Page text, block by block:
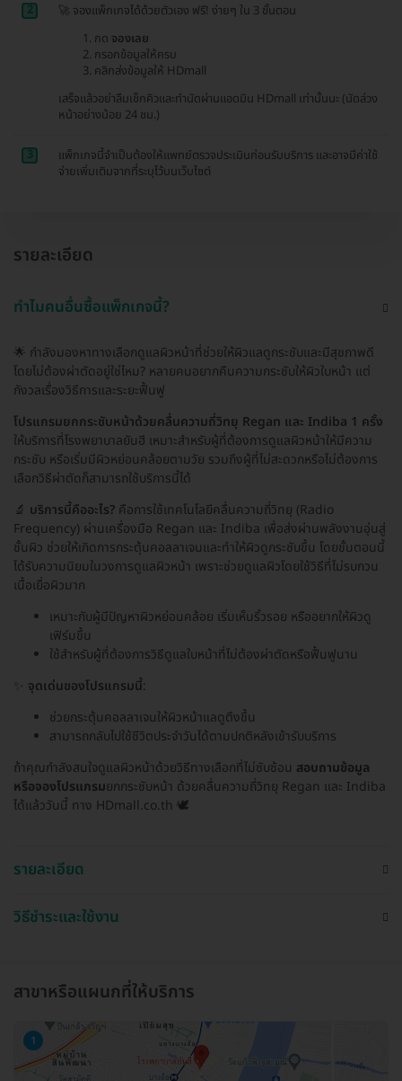
2
🚀 จองแพ็กเกจได้ด้วยตัวเอง ฟรี! ง่ายๆ ใน 3 ขั้นตอน
กด จองเลย
กรอกข้อมูลให้ครบ
คลิกส่งข้อมูลให้ HDmall
เสร็จแล้วอย่าลืมเช็กคิวและทำนัดผ่านแอดมิน HDmall เท่านั้นนะ (นัดล่วง
หน้าอย่างน้อย 24 ชม.)
3
แพ็กเกจนี้จำเป็นต้องให้แพทย์ตรวจประเมินก่อนรับบริการ และอาจมีค่าใช้
จ่ายเพิ่มเติมจากที่ระบุไว้บนเว็บไซต์
รายละเอียด
ทำไมคนอื่นซื้อแพ็กเกจนี้?
🌟 กำลังมองหาทางเลือกดูแลผิวหน้าที่ช่วยให้ผิวแลดูกระชับและมีสุขภาพดี
โดยไม่ต้องผ่าตัดอยู่ใช่ไหม? หลายคนอยากคืนความกระชับให้ผิวใบหน้า แต่
กังวลเรื่องวิธีการและระยะฟื้นฟู
โปรแกรมยกกระชับหน้าด้วยคลื่นความถี่วิทยุ Regan และ Indiba 1 ครั้ง
ให้บริการที่โรงพยาบาลยันฮี เหมาะสำหรับผู้ที่ต้องการดูแลผิวหน้าให้มีความ
กระชับ หรือเริ่มมีผิวหย่อนคล้อยตามวัย รวมถึงผู้ที่ไม่สะดวกหรือไม่ต้องการ
เลือกวิธีผ่าตัดก็สามารถใช้บริการนี้ได้
🔬 บริการนี้คืออะไร? คือการใช้เทคโนโลยีคลื่นความถี่วิทยุ (Radio
Frequency) ผ่านเครื่องมือ Regan และ Indiba เพื่อส่งผ่านพลังงานอุ่นสู่
ชั้นผิว ช่วยให้เกิดการกระตุ้นคอลลาเจนและทำให้ผิวดูกระชับขึ้น โดยขั้นตอนนี้
ได้รับความนิยมในวงการดูแลผิวหน้า เพราะช่วยดูแลผิวโดยใช้วิธีที่ไม่รบกวน
เนื้อเยื่อผิวมาก
เหมาะกับผู้มีปัญหาผิวหย่อนคล้อย เริ่มเห็นริ้วรอย หรืออยากให้ผิวดู
เฟิร์มขึ้น
ใช้สำหรับผู้ที่ต้องการวิธีดูแลใบหน้าที่ไม่ต้องผ่าตัดหรือฟื้นฟูนาน
จุดเด่นของโปรแกรมนี้:
ช่วยกระตุ้นคอลลาเจนให้ผิวหน้าแลดูตึงขึ้น
สามารถกลับไปใช้ชีวิตประจำวันได้ตามปกติหลังเข้ารับบริการ
ถ้าคุณกำลังสนใจดูแลผิวหน้าด้วยวิธีทางเลือกที่ไม่ซับซ้อน สอบถามข้อมูล
หรือจองโปรแกรมยกกระชับหน้า ด้วยคลื่นความถี่วิทยุ Regan และ Indiba
ได้แล้ววันนี้ ทาง HDmall.co.th 🕊️
รายละเอียด
วิธีชำระและใช้งาน
สาขาหรือแผนกที่ให้บริการ
1